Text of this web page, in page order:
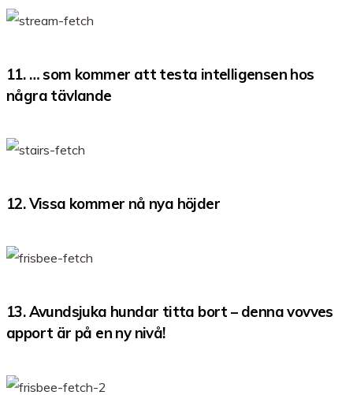
11. … som kommer att testa intelligensen hos
några tävlande
12. Vissa kommer nå nya höjder
13. Avundsjuka hundar titta bort – denna vovves
apport är på en ny nivå!